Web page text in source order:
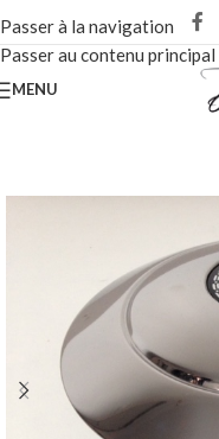
Passer à la navigation
Passer au contenu principal
MENU